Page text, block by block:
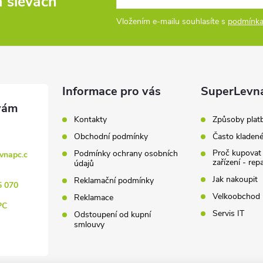
Vložením e-mailu souhlasíte s
070
Informace pro vás
Kontakty
Obchodní podmínky
Podmínky ochrany osobních
údajů
Reklamační podmínky
Reklamace
Odstoupení od kupní
smlouvy
Způsoby
Často
Proč
zařízení -
Jak nakoupit
Velkoobchod
Servis IT